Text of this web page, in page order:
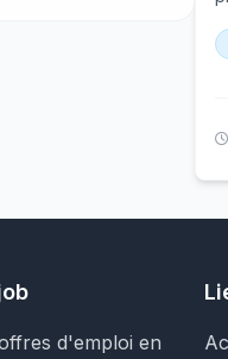
d'emploi en